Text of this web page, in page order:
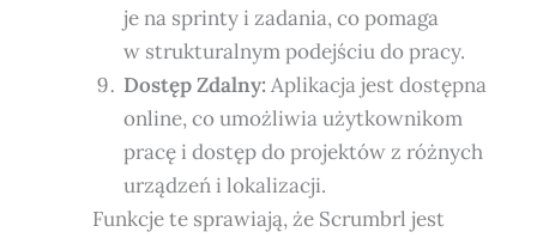
je na sprinty i zadania, co pomaga
w strukturalnym podejściu do pracy.
Dostęp Zdalny: Aplikacja jest dostępna
online, co umożliwia użytkownikom
pracę i dostęp do projektów z różnych
urządzeń i lokalizacji.
Funkcje te sprawiają, że Scrumbrl jest